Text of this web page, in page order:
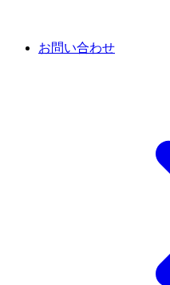
お問い合わせ